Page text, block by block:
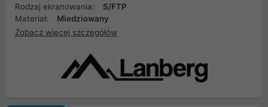
Rodzaj ekranowania:
S/FTP
Materiał:
Miedziowany
Zobacz więcej szczegółów